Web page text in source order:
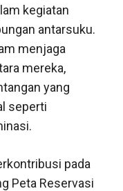
kegiatan
antarsuku.
menjaga
mereka,
yang
seperti
pada
Peta Reservasi